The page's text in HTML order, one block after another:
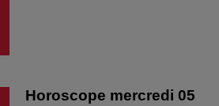
Horoscope mercredi 05